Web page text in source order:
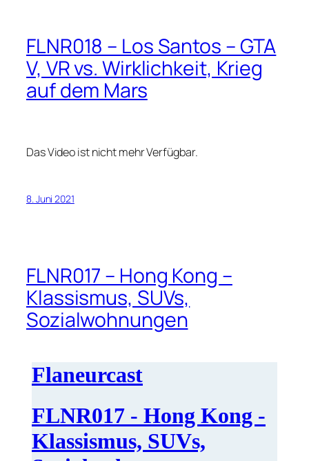
FLNR018 – Los Santos – GTA
V, VR vs. Wirklichkeit, Krieg
auf dem Mars
Das Video ist nicht mehr Verfügbar.
8. Juni 2021
FLNR017 – Hong Kong –
Klassismus, SUVs,
Sozialwohnungen